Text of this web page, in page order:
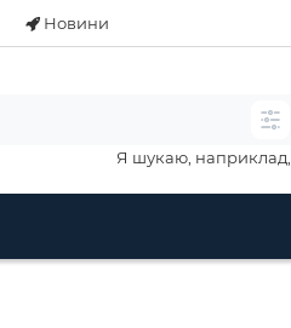
Новини
Я шукаю, наприклад,